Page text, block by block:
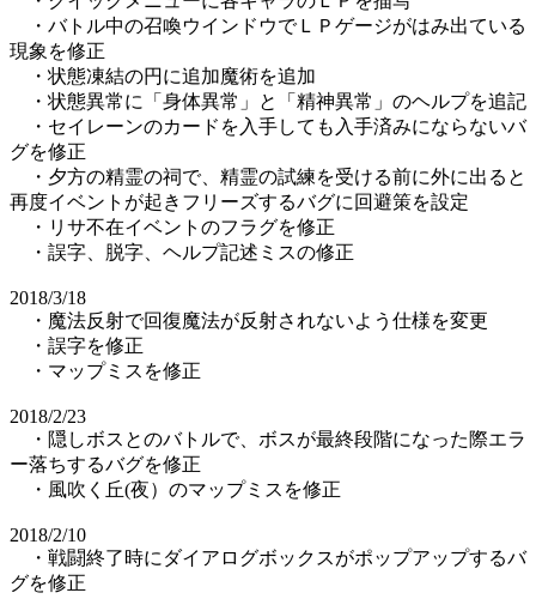
・バトル中の召喚ウインドウでＬＰゲージがはみ出ている
現象を修正
・状態凍結の円に追加魔術を追加
・状態異常に「身体異常」と「精神異常」のヘルプを追記
・セイレーンのカードを入手しても入手済みにならないバ
グを修正
・夕方の精霊の祠で、精霊の試練を受ける前に外に出ると
再度イベントが起きフリーズするバグに回避策を設定
・リサ不在イベントのフラグを修正
・誤字、脱字、ヘルプ記述ミスの修正
2018/3/18
・魔法反射で回復魔法が反射されないよう仕様を変更
・誤字を修正
・マップミスを修正
2018/2/23
・隠しボスとのバトルで、ボスが最終段階になった際エラ
ー落ちするバグを修正
・風吹く丘(夜）のマップミスを修正
2018/2/10
・戦闘終了時にダイアログボックスがポップアップするバ
グを修正